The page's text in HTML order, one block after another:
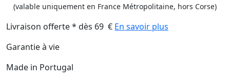
(valable uniquement en France Métropolitaine, hors Corse)
Livraison offerte * dès 69 € En savoir plus
Garantie à vie
Made in Portugal